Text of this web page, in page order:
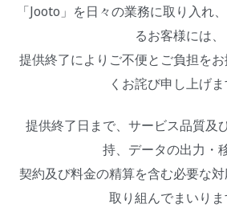
「Jooto」を日々の業務に取り入れ
るお客様には、
提供終了によりご不便とご負担を
くお詫び申し上げま
提供終了日まで、サービス品質及
持、データの出力・移
契約及び料金の精算を含む必要な
取り組んでまいりま